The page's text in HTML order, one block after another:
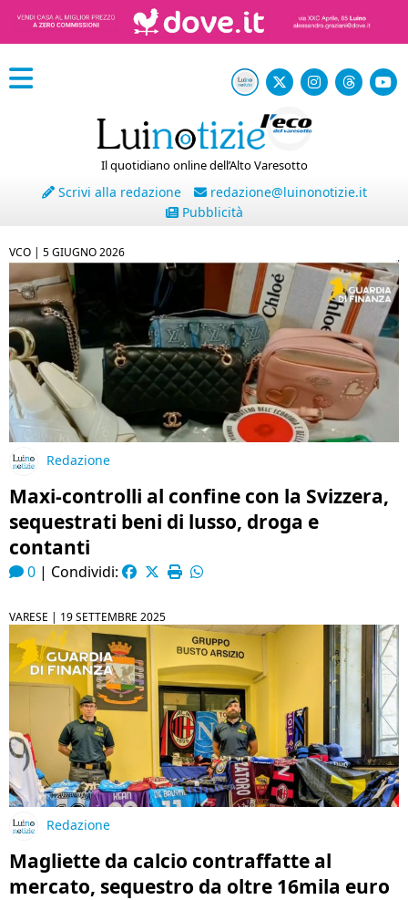
Il quotidiano online dell’Alto Varesotto
Scrivi alla redazione
redazione@luinonotizie.it
Pubblicità
VCO | 5 GIUGNO 2026
Redazione
Maxi-controlli al confine con la Svizzera,
sequestrati beni di lusso, droga e
contanti
0 | Condividi:
VARESE | 19 SETTEMBRE 2025
Redazione
Magliette da calcio contraffatte al
mercato, sequestro da oltre 16mila euro